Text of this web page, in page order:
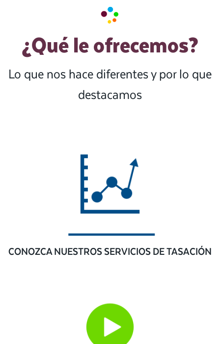
¿Qué le ofrecemos?
Lo que nos hace diferentes y por lo que
destacamos
CONOZCA NUESTROS SERVICIOS DE TASACIÓN